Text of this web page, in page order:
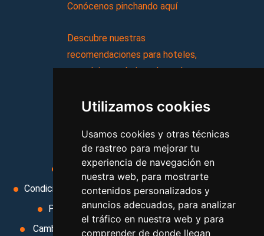
Utilizamos cookies
Usamos cookies y otras técnicas
de rastreo para mejorar tu
experiencia de navegación en
nuestra web, para mostrarte
contenidos personalizados y
anuncios adecuados, para analizar
el tráfico en nuestra web y para
comprender de donde llegan
Conócenos pinchando aquí
Descubre nuestras
recomendaciones para hoteles,
complejos turísticos, hostales,
viajes, y mucho más!
MI AGENCIA
Aviso legal
Condiciones de uso
Condiciones Generales
Ley de Viajes Combinados
Política de privacidad
Uso de cookies
Cambiar preferencias de cookies
Area privada